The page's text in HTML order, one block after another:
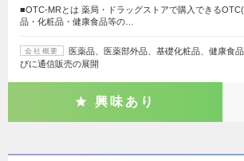
■OTC-MRとは 薬局・ドラッグストアで購入できる
品・化粧品・健康食品等の…
会社概要
医薬品、医薬部外品、基礎化粧品、健康食
びに通信販売の展開
興味あり